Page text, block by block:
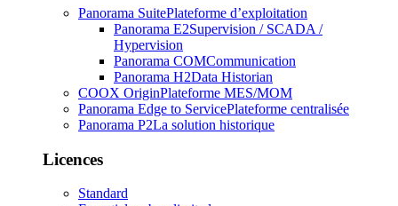
Panorama SuitePlateforme d’exploitation
Panorama E2Supervision / SCADA /
Hypervision
Panorama COMCommunication
Panorama H2Data Historian
COOX OriginPlateforme MES/MOM
Panorama Edge to ServicePlateforme centralisée
Panorama P2La solution historique
Licences
Standard